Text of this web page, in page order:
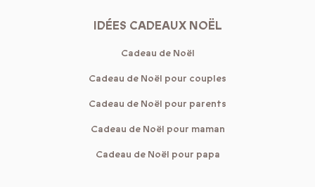
IDÉES CADEAUX NOËL
Cadeau de Noël
Cadeau de Noël pour couples
Cadeau de Noël pour parents
Cadeau de Noël pour maman
Cadeau de Noël pour papa